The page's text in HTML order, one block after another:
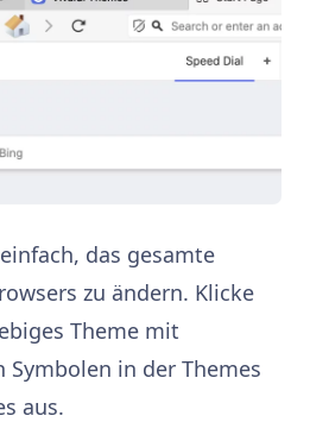
das gesamte
zu ändern. Klicke
Theme mit
in der Themes
aus.